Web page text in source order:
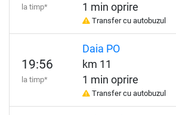
la timp*
1 min oprire
Transfer cu autobuzul
19:56
la timp*
Daia PO
km 11
1 min oprire
Transfer cu autobuzul